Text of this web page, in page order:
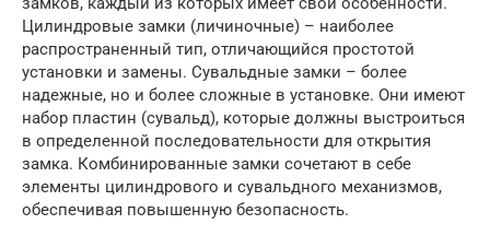
Цилиндровые замки (личиночные) – наиболее
распространенный тип, отличающийся простотой
установки и замены. Сувальдные замки – более
надежные, но и более сложные в установке. Они имеют
набор пластин (сувальд), которые должны выстроиться
в определенной последовательности для открытия
замка. Комбинированные замки сочетают в себе
элементы цилиндрового и сувальдного механизмов,
обеспечивая повышенную безопасность.